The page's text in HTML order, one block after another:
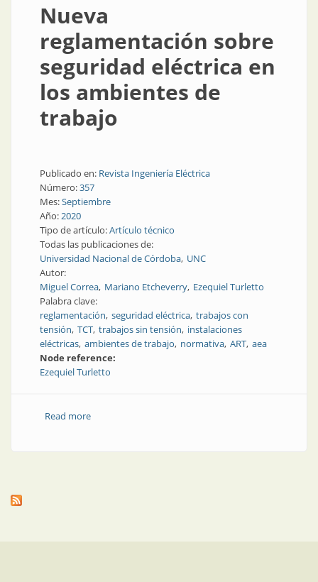
Nueva
reglamentación sobre
seguridad eléctrica en
los ambientes de
trabajo
Publicado en: Revista Ingeniería Eléctrica
Número:357
Mes:Septiembre
Año:2020
Tipo de artículo:Artículo técnico
Todas las publicaciones de:
Universidad Nacional de Córdoba UNC
Autor:
Miguel Correa Mariano Etcheverry Ezequiel Turletto
Palabra clave:
reglamentación seguridad eléctrica trabajos con
tensión TCT trabajos sin tensión instalaciones
eléctricas ambientes de trabajo normativa ART aea
Node reference:
Ezequiel Turletto
Read moreabout Nueva reglamentación sobre seguridad